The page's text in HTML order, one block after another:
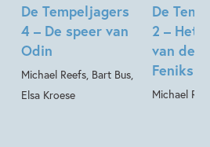
De Tempeljagers
4 – De speer van
Odin
Michael Reefs, Bart Bus,
Elsa Kroese
De
2 – Het
van de
Feniks
Michael